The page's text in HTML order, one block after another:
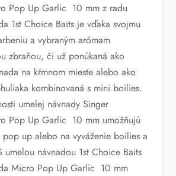
Pop Up Garlic 10 mm z radu
1st Choice Baits je vďaka svojmu
a vybraným arómam
zbraňou, či už ponúkaná ako
na kŕmnom mieste alebo ako
kombinovaná s mini boilies.
umelej návnady Singer
Pop Up Garlic 10 mm umožňujú
up alebo na vyváženie boilies a
umelou návnadou 1st Choice Baits
Micro Pop Up Garlic 10 mm